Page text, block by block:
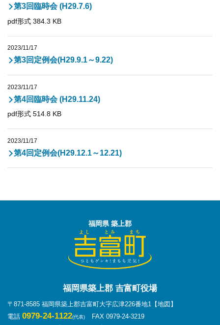
第3回臨時会 (H29.7.6)
pdf形式 384.3 KB
第3回定例会(H29.9.1～9.22)
2023/11/17
第4回臨時会 (H29.11.24)
pdf形式 514.8 KB
2023/11/17
第4回定例会(H29.12.1～12.21)
2023/11/17
福岡県 築上郡
福岡県築上郡 吉富町役場
〒871-8585 福岡県築上郡吉富町大字広津226番地1
【地図】
電話 0979-24-1122(代表)
FAX 0979-24-3219